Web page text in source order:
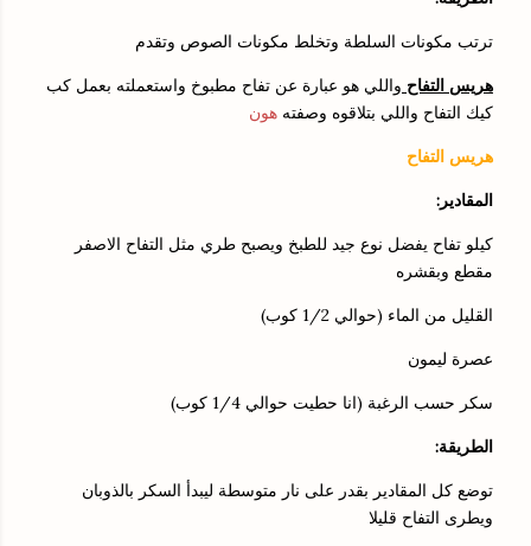
ترتب مكونات السلطة وتخلط مكونات الصوص وتقدم
هريس التفاح واللي هو عبارة عن تفاح مطبوخ واستعملته بعمل كب
كيك التفاح واللي بتلاقوه وصفته هون
هريس التفاح
المقادير:
كيلو تفاح يفضل نوع جيد للطبخ ويصبح طري مثل التفاح الاصفر
مقطع وبقشره
القليل من الماء (حوالي 1/2 كوب)
عصرة ليمون
سكر حسب الرغبة (انا حطيت حوالي 1/4 كوب)
الطريقة:
توضع كل المقادير بقدر على نار متوسطة ليبدأ السكر بالذوبان
ويطرى التفاح قليلا